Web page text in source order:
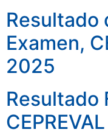
Resultado
Examen,
2025
Resultado